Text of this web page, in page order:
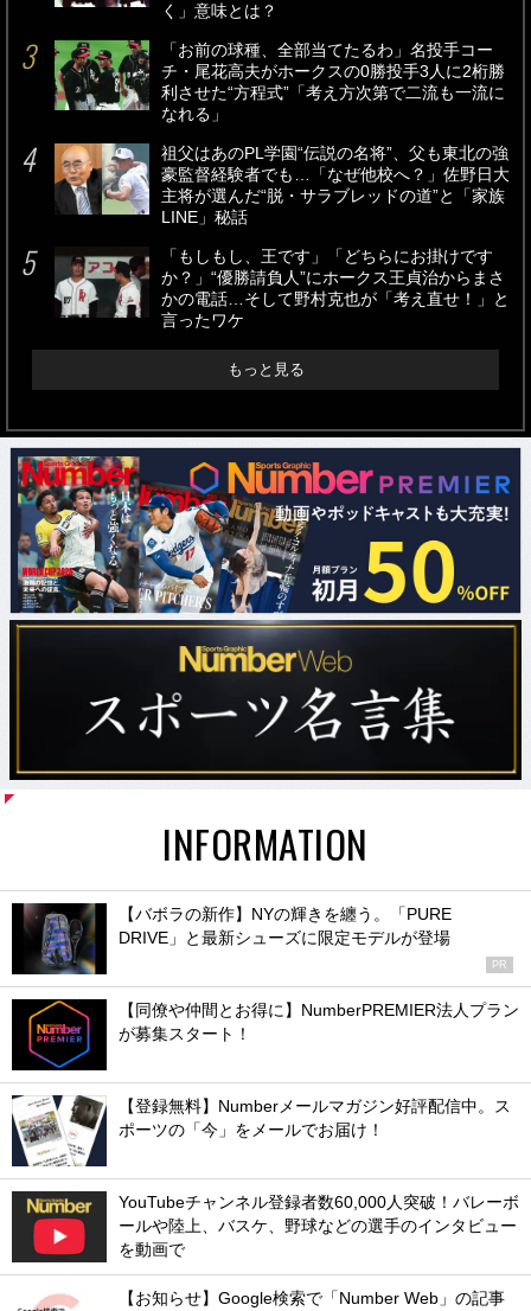
く」意味とは？
「お前の球種、全部当てたるわ」名投手コー
チ・尾花高夫がホークスの0勝投手3人に2桁勝
利させた“方程式”「考え方次第で二流も一流に
なれる」
祖父はあのPL学園“伝説の名将”、父も東北の強
豪監督経験者でも…「なぜ他校へ？」佐野日大
主将が選んだ“脱・サラブレッドの道”と「家族
LINE」秘話
「もしもし、王です」「どちらにお掛けです
か？」“優勝請負人”にホークス王貞治からまさ
かの電話…そして野村克也が「考え直せ！」と
言ったワケ
もっと見る
INFORMATION
【バボラの新作】NYの輝きを纏う。「PURE
DRIVE」と最新シューズに限定モデルが登場
PR
【同僚や仲間とお得に】NumberPREMIER法人プラン
が募集スタート！
【登録無料】Numberメールマガジン好評配信中。ス
ポーツの「今」をメールでお届け！
YouTubeチャンネル登録者数60,000人突破！バレーボ
ールや陸上、バスケ、野球などの選手のインタビュー
を動画で
【お知らせ】Google検索で「Number Web」の記事